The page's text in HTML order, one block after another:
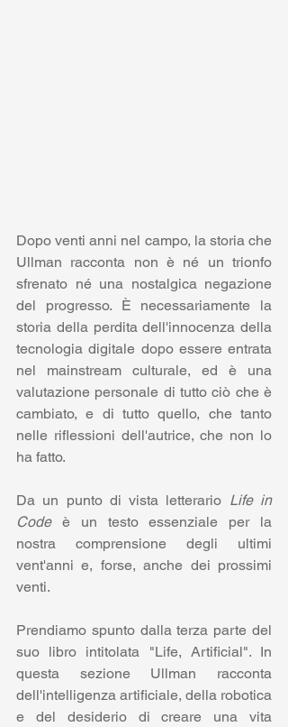
Dopo venti anni nel campo, la storia che
Ullman racconta non è né un trionfo
sfrenato né una nostalgica negazione
del progresso. È necessariamente la
storia della perdita dell'innocenza della
tecnologia digitale dopo essere entrata
nel mainstream culturale, ed è una
valutazione personale di tutto ciò che è
cambiato, e di tutto quello, che tanto
nelle riflessioni dell'autrice, che non lo
ha fatto.
Da un punto di vista letterario Life in
Code è un testo essenziale per la
nostra comprensione degli ultimi
vent'anni e, forse, anche dei prossimi
venti.
Prendiamo spunto dalla terza parte del
suo libro intitolata "Life, Artificial". In
questa sezione Ullman racconta
dell'intelligenza artificiale, della robotica
e del desiderio di creare una vita